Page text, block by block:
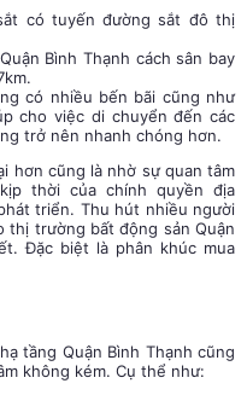
có tuyến đường sắt đô thị
Bình Thạnh cách sân bay
có nhiều bến bãi cũng như
cho việc di chuyển đến các
trở nên nhanh chóng hơn.
hơn cũng là nhờ sự quan tâm
thời của chính quyền địa
triển. Thu hút nhiều người
thị trường bất động sản Quận
Đặc biệt là phân khúc mua
tầng Quận Bình Thạnh cũng
không kém. Cụ thể như: